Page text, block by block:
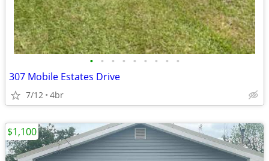
• • • • • • • • •
307 Mobile Estates Drive
7/12 4br
$1,100